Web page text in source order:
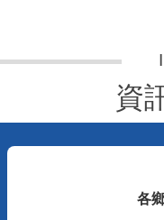
資